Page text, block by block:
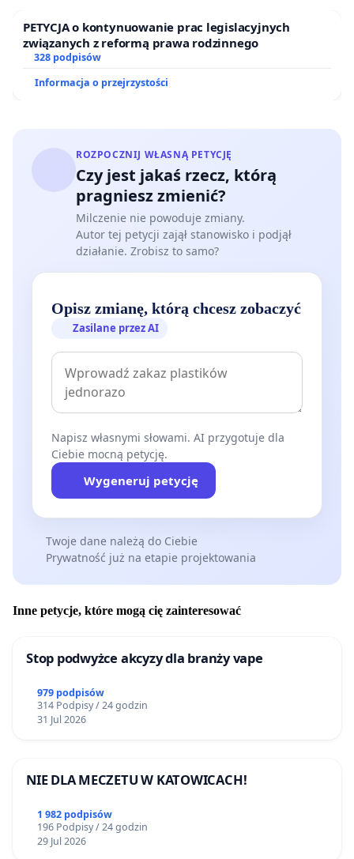
PETYCJA o kontynuowanie prac legislacyjnych
związanych z reformą prawa rodzinnego
328 podpisów
Informacja o przejrzystości
ROZPOCZNIJ WŁASNĄ PETYCJĘ
Czy jest jakaś rzecz, którą
pragniesz zmienić?
Milczenie nie powoduje zmiany.
Autor tej petycji zajął stanowisko i podjął
działanie. Zrobisz to samo?
Opisz zmianę, którą chcesz zobaczyć
Zasilane przez AI
Napisz własnymi słowami. AI przygotuje dla
Ciebie mocną petycję.
Wygeneruj petycję
Twoje dane należą do Ciebie
Prywatność już na etapie projektowania
Inne petycje, które mogą cię zainteresować
Stop podwyżce akcyzy dla branży vape
979 podpisów
314 Podpisy / 24 godzin
31 Jul 2026
NIE DLA MECZETU W KATOWICACH!
1 982 podpisów
196 Podpisy / 24 godzin
29 Jul 2026